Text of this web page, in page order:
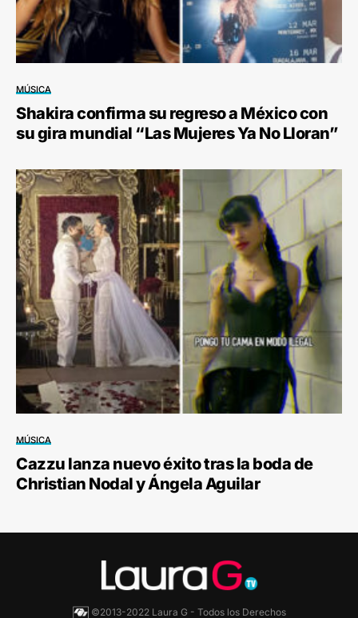
MÚSICA
Shakira confirma su regreso a México con
su gira mundial “Las Mujeres Ya No Lloran”
MÚSICA
Cazzu lanza nuevo éxito tras la boda de
Christian Nodal y Ángela Aguilar
©2013-2022 Laura G - Todos los Derechos